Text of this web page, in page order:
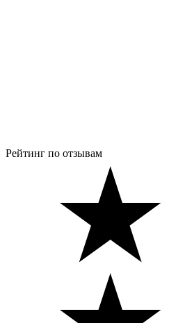
Рейтинг по отзывам